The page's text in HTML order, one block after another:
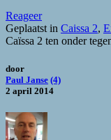
Reageer
Geplaatst in Caissa 2,
Caïssa 2 ten onder
door
Paul Janse (4)
2 april 2014